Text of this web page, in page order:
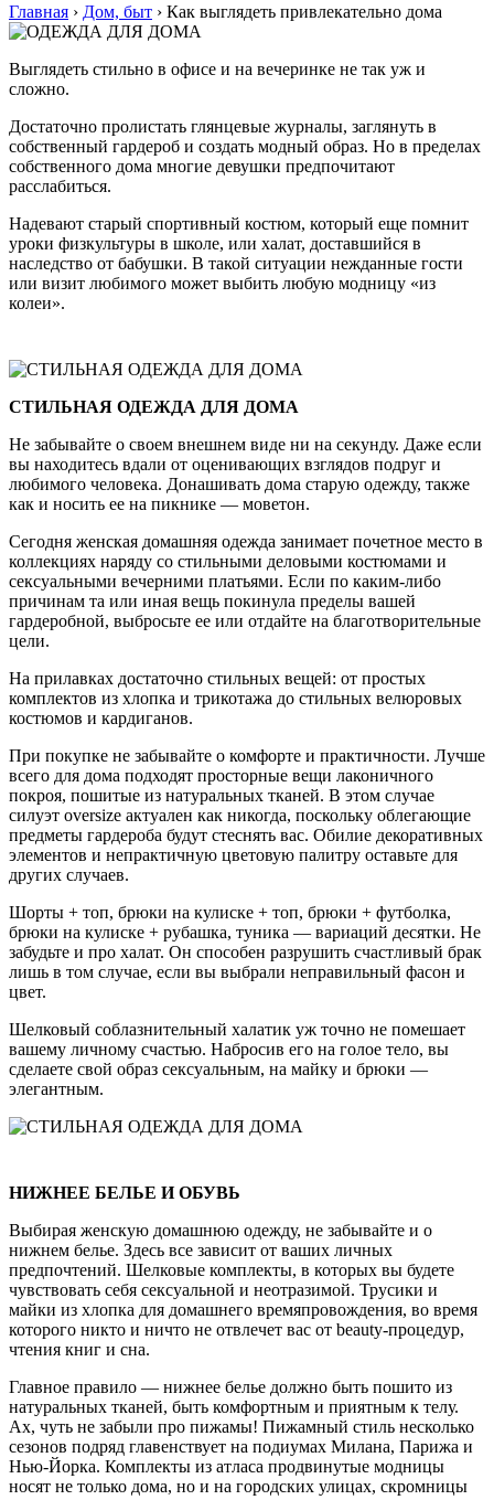
Главная › Дом, быт › Как выглядеть привлекательно дома
Выглядеть стильно в офисе и на вечеринке не так уж и
сложно.
Достаточно пролистать глянцевые журналы, заглянуть в
собственный гардероб и создать модный образ. Но в пределах
собственного дома многие девушки предпочитают
расслабиться.
Надевают старый спортивный костюм, который еще помнит
уроки физкультуры в школе, или халат, доставшийся в
наследство от бабушки. В такой ситуации нежданные гости
или визит любимого может выбить любую модницу «из
колеи».
СТИЛЬНАЯ ОДЕЖДА ДЛЯ ДОМА
Не забывайте о своем внешнем виде ни на секунду. Даже если
вы находитесь вдали от оценивающих взглядов подруг и
любимого человека. Донашивать дома старую одежду, также
как и носить ее на пикнике — моветон.
Сегодня женская домашняя одежда занимает почетное место в
коллекциях наряду со стильными деловыми костюмами и
сексуальными вечерними платьями. Если по каким-либо
причинам та или иная вещь покинула пределы вашей
гардеробной, выбросьте ее или отдайте на благотворительные
цели.
На прилавках достаточно стильных вещей: от простых
комплектов из хлопка и трикотажа до стильных велюровых
костюмов и кардиганов.
При покупке не забывайте о комфорте и практичности. Лучше
всего для дома подходят просторные вещи лаконичного
покроя, пошитые из натуральных тканей. В этом случае
силуэт oversize актуален как никогда, поскольку облегающие
предметы гардероба будут стеснять вас. Обилие декоративных
элементов и непрактичную цветовую палитру оставьте для
других случаев.
Шорты + топ, брюки на кулиске + топ, брюки + футболка,
брюки на кулиске + рубашка, туника — вариаций десятки. Не
забудьте и про халат. Он способен разрушить счастливый брак
лишь в том случае, если вы выбрали неправильный фасон и
цвет.
Шелковый соблазнительный халатик уж точно не помешает
вашему личному счастью. Набросив его на голое тело, вы
сделаете свой образ сексуальным, на майку и брюки —
элегантным.
НИЖНЕЕ БЕЛЬЕ И ОБУВЬ
Выбирая женскую домашнюю одежду, не забывайте и о
нижнем белье. Здесь все зависит от ваших личных
предпочтений. Шелковые комплекты, в которых вы будете
чувствовать себя сексуальной и неотразимой. Трусики и
майки из хлопка для домашнего времяпровождения, во время
которого никто и ничто не отвлечет вас от beauty-процедур,
чтения книг и сна.
Главное правило — нижнее белье должно быть пошито из
натуральных тканей, быть комфортным и приятным к телу.
Ах, чуть не забыли про пижамы! Пижамный стиль несколько
сезонов подряд главенствует на подиумах Милана, Парижа и
Нью-Йорка. Комплекты из атласа продвинутые модницы
носят не только дома, но и на городских улицах, скромницы